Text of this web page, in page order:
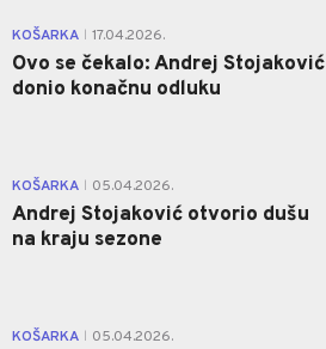
KOŠARKA 17.04.2026.
Ovo se čekalo: Andrej Stojaković
donio konačnu odluku
KOŠARKA 05.04.2026.
Andrej Stojaković otvorio dušu
na kraju sezone
KOŠARKA 05.04.2026.